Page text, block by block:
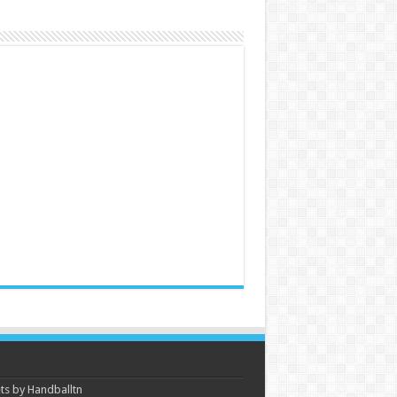
by Handballtn